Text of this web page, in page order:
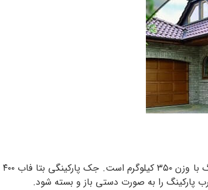
پارکینگ را به صورت دستی باز و بسته شود.